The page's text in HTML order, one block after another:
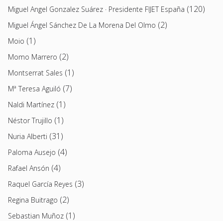
Miguel Angel Gonzalez Suárez · Presidente FIJET España (120)
Miguel Ángel Sánchez De La Morena Del Olmo (2)
Moio (1)
Momo Marrero (2)
Montserrat Sales (1)
Mª Teresa Aguiló (7)
Naldi Martínez (1)
Néstor Trujillo (1)
Nuria Alberti (31)
Paloma Ausejo (4)
Rafael Ansón (4)
Raquel García Reyes (3)
Regina Buitrago (2)
Sebastian Muñoz (1)